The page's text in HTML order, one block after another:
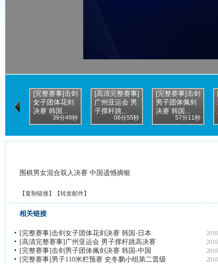
[完整赛事]击剑
女子团体花剑
决赛 韩国...
39分49秒
[高清完整赛事]
广州亚运会 男
子撑杆跳...
06分55秒
[完整赛事]击剑
男子团体佩剑
决赛 韩国...
57分11秒
围棋男女混合双人决赛 中国遗憾摘银
【复制链接】【转发邮件】
相关链接
[完整赛事]击剑女子团体花剑决赛 韩国-日本
[高清完整赛事]广州亚运会 男子撑杆跳高决赛
[完整赛事]击剑男子团体佩剑决赛 韩国-中国
[完整赛事]男子110米栏预赛 史冬鹏小组第二晋级